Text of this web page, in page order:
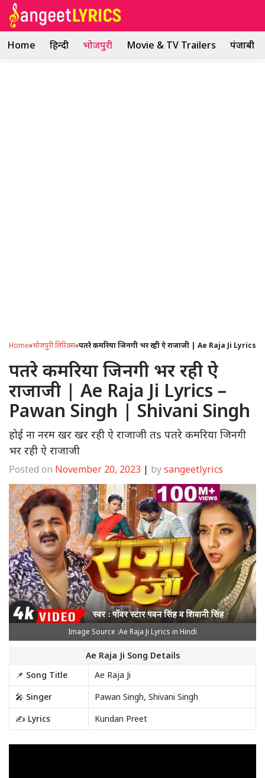
Skip
Home हिन्दी भोजपुरी Movie & TV Trailers पंजाबी
Home»भोजपुरी लिरिक्स»पतरे कमरिया जिनगी भर रही ऐ राजाजी | Ae Raja Ji
पतरे कमरिया जिनगी भर रही ऐ
राजाजी | Ae Raja Ji Lyrics –
Pawan Singh | Shivani Singh
होई ना नरम खर खर रही ऐ राजाजी तs पतरे कमरिया जिनगी
भर रही ऐ राजाजी
Posted on November 20, 2023 | bysangeetlyrics
Image Source :Ae Raja Ji Lyrics in Hindi
Ae Raja Ji Song Details
📌 Song Title
Ae Raja Ji
🎤 Singer
Pawan Singh, Shivani Singh
✍️ Lyrics
Kundan Preet